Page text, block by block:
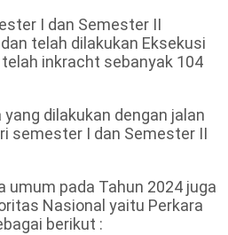
I dan Semester II
telah dilakukan Eksekusi
inkracht sebanyak 104
dilakukan dengan jalan
semester I dan Semester II
pada Tahun 2024 juga
Nasional yaitu Perkara
berikut :